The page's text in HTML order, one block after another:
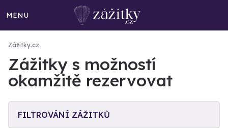
MENU
Zážitky.cz
Zážitky s možností
okamžitě rezervovat
FILTROVÁNÍ ZÁŽITKŮ